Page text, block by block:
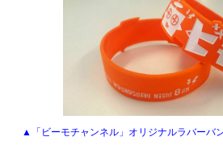
▲「ビーモチャンネル」オリジナルラバーバ